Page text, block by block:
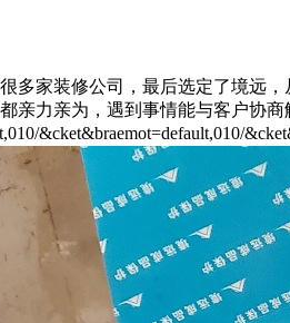
多家装修公司，最后选定了境远
亲力亲为，遇到事情能与客户协
&cket&braemot=default,010/